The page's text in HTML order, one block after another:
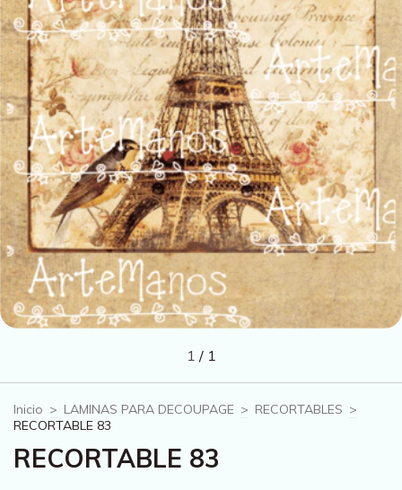
1 / 1
Inicio > LAMINAS PARA DECOUPAGE > RECORTABLES >
RECORTABLE 83
RECORTABLE 83